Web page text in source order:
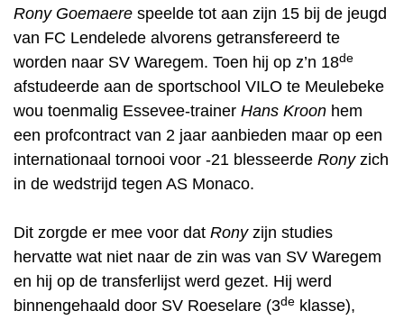
Rony Goemaere speelde tot aan zijn 15 bij de jeugd
van FC Lendelede alvorens getransfereerd te
worden naar SV Waregem. Toen hij op z’n 18de
afstudeerde aan de sportschool VILO te Meulebeke
wou toenmalig Essevee-trainer Hans Kroon hem
een profcontract van 2 jaar aanbieden maar op een
internationaal tornooi voor -21 blesseerde Ronyzich
in de wedstrijd tegen AS Monaco.
Dit zorgde er mee voor dat Ronyzijn studies
hervatte wat niet naar de zin was van SV Waregem
en hij op de transferlijst werd gezet. Hij werd
binnengehaald door SV Roeselare (3de klasse),